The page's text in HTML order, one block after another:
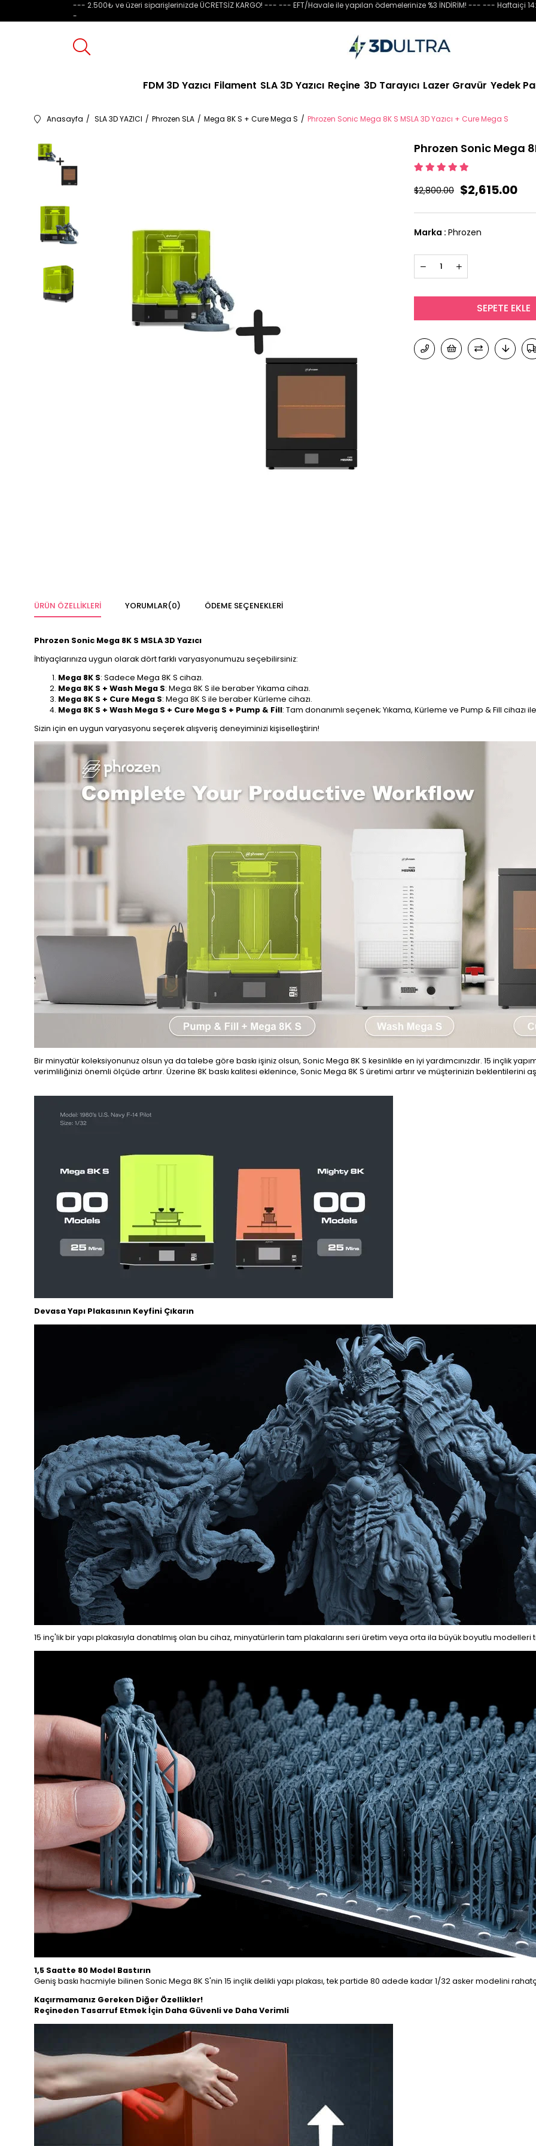
--- 2.500₺ ve üzeri siparişlerinizde ÜCRETSİZ KARGO! --- --- EFT/Havale ile yapılan ödemelerinize %3 İNDİRİM! --- --- Haftaiçi
-
FDM 3D Yazıcı Filament SLA 3D Yazıcı Reçine 3D Tarayıcı Lazer Gravür Yedek
Anasayfa SLA 3D YAZICI Phrozen SLA Mega 8K S + Cure Mega S Phrozen Sonic Mega 8K S MSLA 3D Yazıcı + Cure Mega S
Phrozen Sonic Mega
$2,800.00 $2,615.00
Marka : Phrozen
ÜRÜN ÖZELLIKLERI YORUMLAR(0) ÖDEME SEÇENEKLERI
Phrozen Sonic Mega 8K S MSLA 3D Yazıcı
İhtiyaçlarınıza uygun olarak dört farklı varyasyonumuzu seçebilirsiniz:
Mega 8K S: Sadece Mega 8K S cihazı.
Mega 8K S + Wash Mega S: Mega 8K S ile beraber Yıkama cihazı.
Mega 8K S + Cure Mega S: Mega 8K S ile beraber Kürleme cihazı.
Mega 8K S + Wash Mega S + Cure Mega S + Pump & Fill: Tam donanımlı seçenek; Yıkama, Kürleme ve Pump & Fill cihazı
Sizin için en uygun varyasyonu seçerek alışveriş deneyiminizi kişiselleştirin!
Bir minyatür koleksiyonunuz olsun ya da talebe göre baskı işiniz olsun, Sonic Mega 8K S kesinlikle en iyi yardımcınızdır. 15 inçlik
verimliliğinizi önemli ölçüde artırır. Üzerine 8K baskı kalitesi eklenince, Sonic Mega 8K S üretimi artırır ve müşterinizin beklentilerini
Devasa Yapı Plakasının Keyfini Çıkarın
15 inç'lik bir yapı plakasıyla donatılmış olan bu cihaz, minyatürlerin tam plakalarını seri üretim veya orta ila büyük boyutlu
1,5 Saatte 80 Model Bastırın
Geniş baskı hacmiyle bilinen Sonic Mega 8K S'nin 15 inçlik delikli yapı plakası, tek partide 80 adede kadar 1/32 asker modelini
Kaçırmamanız Gereken Diğer Özellikler!
Reçineden Tasarruf Etmek İçin Daha Güvenli ve Daha Verimli